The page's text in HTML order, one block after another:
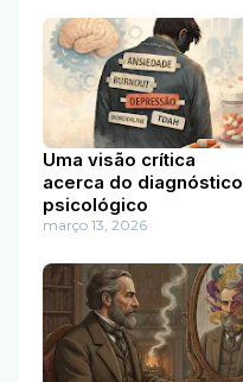
Uma visão crítica
acerca do diagnóstico
psicológico
março 13, 2026